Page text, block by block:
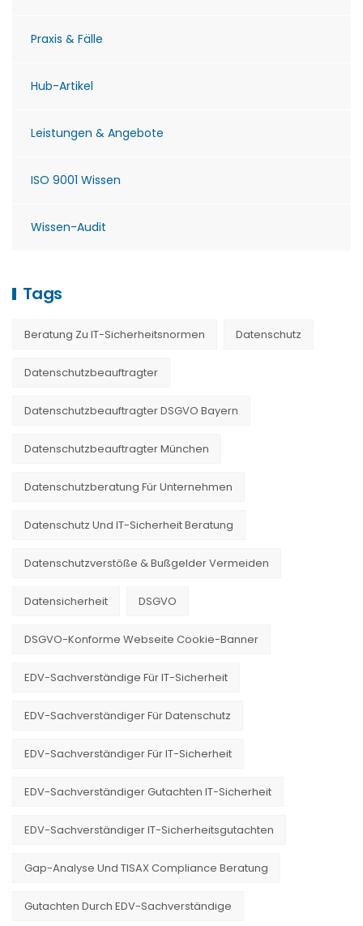
Praxis & Fälle
Hub-Artikel
Leistungen & Angebote
ISO 9001 Wissen
Wissen-Audit
Tags
Beratung Zu IT-Sicherheitsnormen Datenschutz
Datenschutzbeauftragter
Datenschutzbeauftragter DSGVO Bayern
Datenschutzbeauftragter München
Datenschutzberatung Für Unternehmen
Datenschutz Und IT-Sicherheit Beratung
Datenschutzverstöße & Bußgelder Vermeiden
Datensicherheit DSGVO
DSGVO-Konforme Webseite Cookie-Banner
EDV-Sachverständige Für IT-Sicherheit
EDV-Sachverständiger Für Datenschutz
EDV-Sachverständiger Für IT-Sicherheit
EDV-Sachverständiger Gutachten IT-Sicherheit
EDV-Sachverständiger IT-Sicherheitsgutachten
Gap-Analyse Und TISAX Compliance Beratung
Gutachten Durch EDV-Sachverständige